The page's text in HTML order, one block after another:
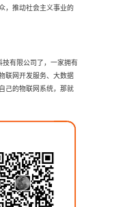
，推动社会主义事业的
技有限公司了，一家拥有
联网开发服务、大数据
己的物联网系统，那就